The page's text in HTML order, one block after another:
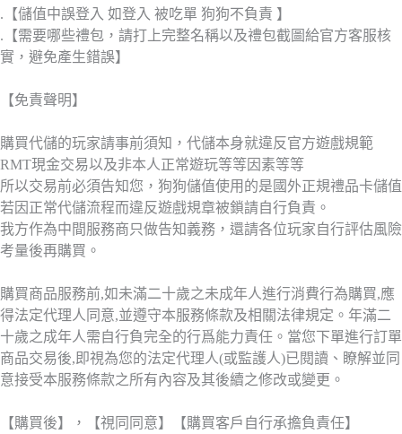
.【儲值中誤登入 如登入 被吃單 狗狗不負責 】
.【需要哪些禮包，請打上完整名稱以及禮包截圖給官方客服核
實，避免產生錯誤】
【免責聲明】
購買代儲的玩家請事前須知，代儲本身就違反官方遊戲規範
RMT現金交易以及非本人正常遊玩等等因素等等
所以交易前必須告知您，狗狗儲值使用的是國外正規禮品卡儲值
若因正常代儲流程而違反遊戲規章被鎖請自行負責。
我方作為中間服務商只做告知義務，還請各位玩家自行評估風險
考量後再購買。
購買商品服務前,如未滿二十歲之未成年人進行消費行為購買,應
得法定代理人同意,並遵守本服務條款及相關法律規定。年滿二
十歲之成年人需自行負完全的行爲能力責任。當您下單進行訂單
商品交易後,即視為您的法定代理人(或監護人)已閱讀、瞭解並同
意接受本服務條款之所有內容及其後續之修改或變更。
【購買後】，【視同同意】【購買客戶自行承擔負責任】